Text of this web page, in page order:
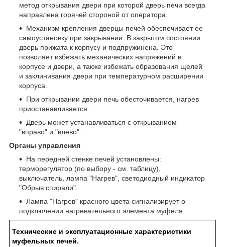
метод открывания двери при которой дверь печи всегда
направлена горячей стороной от оператора.
Механизм крепления дверцы печей обеспечивает ее
самоустановку при закрывании. В закрытом состоянии
дверь прижата к корпусу и подпружинена. Это
позволяет избежать механических напряжений в
корпусе и двери, а также избежать образования щелей
и заклинивания двери при температурном расширении
корпуса.
При открывании двери печь обесточивается, нагрев
приостанавливается.
Дверь может устанавливаться с открыванием
"вправо" и "влево".
Органы управления
На передней стенке печей установлены:
терморегулятор (по выбору - см. таблицу),
выключатель, лампа "Нагрев", светодиодный индикатор
"Обрыв спирали".
Лампа "Нагрев" красного цвета сигнализирует о
подключении нагревательного элемента муфеля.
Технические и эксплуатационные характеристики
муфельных печей.